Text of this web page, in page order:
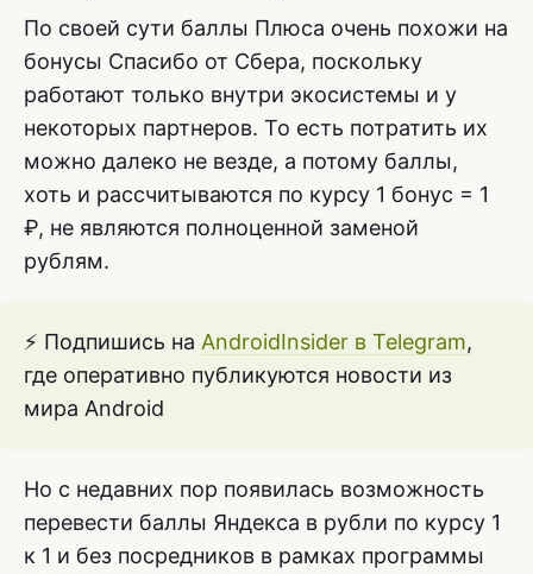
По своей сути баллы Плюса очень похожи на
бонусы Спасибо от Сбера, поскольку
работают только внутри экосистемы и у
некоторых партнеров. То есть потратить их
можно далеко не везде, а потому баллы,
хоть и рассчитываются по курсу 1 бонус = 1
₽, не являются полноценной заменой
рублям.
⚡ Подпишись на AndroidInsider в Telegram,
где оперативно публикуются новости из
мира Android
Но с недавних пор появилась возможность
перевести баллы Яндекса в рубли по курсу 1
к 1 и без посредников в рамках программы